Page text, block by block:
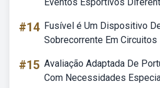
#14 Fusível é Um Dispositivo
Sobrecorrente Em Circuitos
#15 Avaliação Adaptada De
Com Necessidades